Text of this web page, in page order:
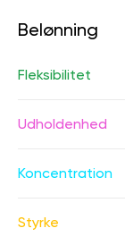
Belønning
Fleksibilitet
Udholdenhed
Koncentration
Styrke